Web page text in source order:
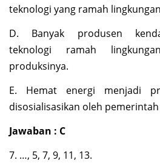
teknologi yang ramah
D. Banyak produsen
teknologi ramah
produksinya.
E. Hemat energi menjadi
disosialisasikan oleh pemerintah
Jawaban : C
7. …, 5, 7, 9, 11, 13.